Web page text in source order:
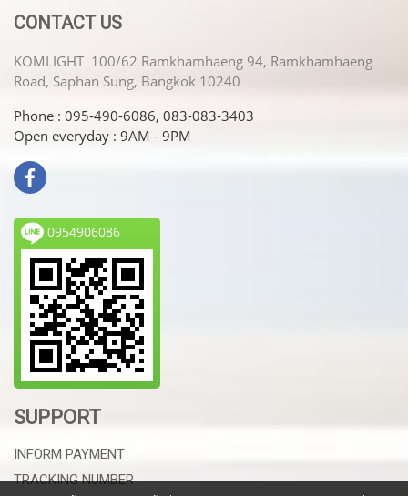
CONTACT US
KOMLIGHT 100/62 Ramkhamhaeng 94, Ramkhamhaeng
Road, Saphan Sung, Bangkok 10240
Phone : 095-490-6086, 083-083-3403
Open everyday : 9AM - 9PM
0954906086
SUPPORT
INFORM PAYMENT
TRACKING NUMBER